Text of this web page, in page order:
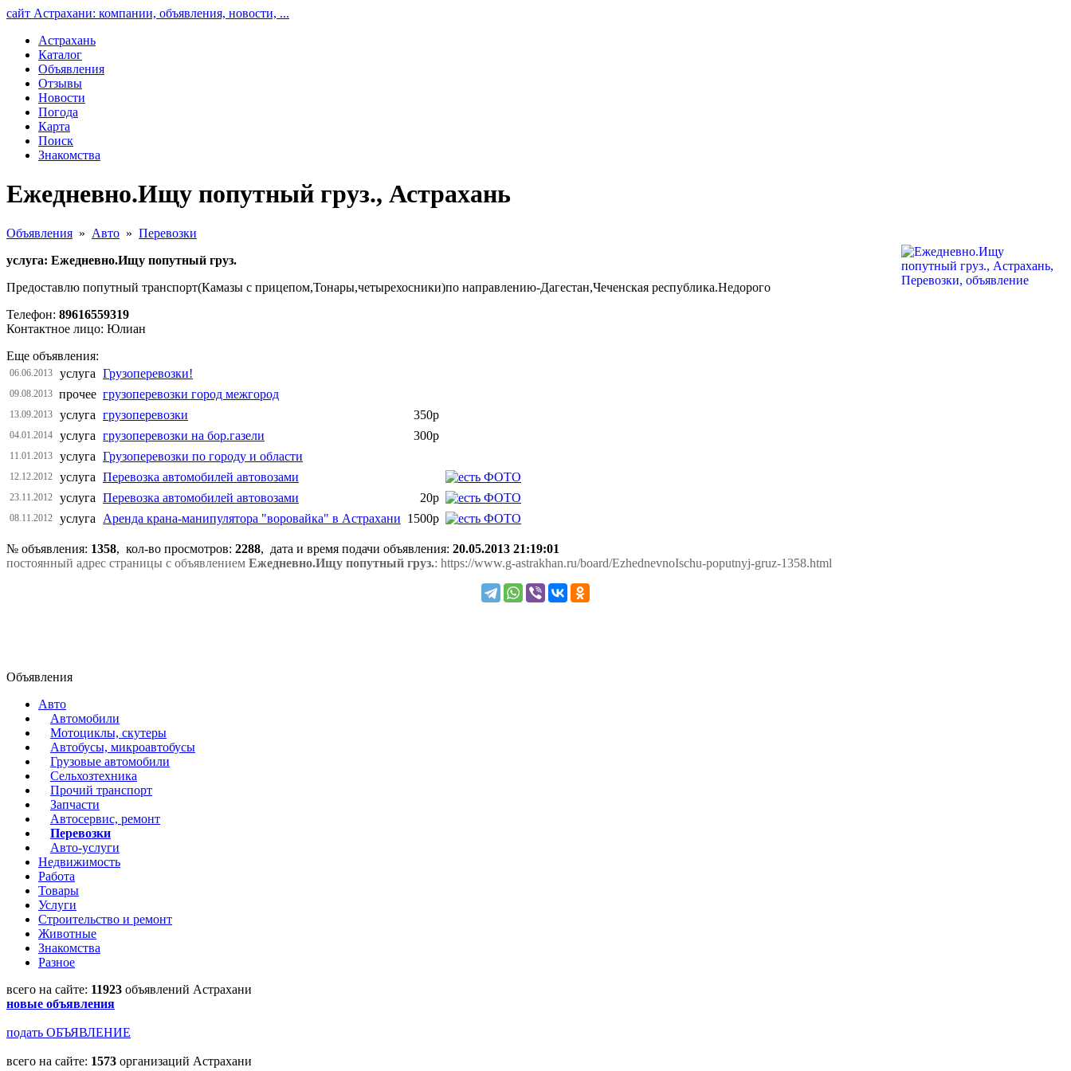
сайт Астрахани: компании, объявления, новости, ...
Астрахань
Каталог
Объявления
Отзывы
Новости
Погода
Карта
Поиск
Знакомства
Ежедневно.Ищу попутный груз., Астрахань
Объявления » Авто » Перевозки
услуга: Ежедневно.Ищу попутный груз.
Предоставлю попутный транспорт(Камазы с прицепом,Тонары,четырехосники)по направлению-Дагестан,Чеченская республика.Недорого
Телефон: 89616559319
Контактное лицо: Юлиан
Еще объявления:
06.06.2013 услуга Грузоперевозки!
09.08.2013 прочее грузоперевозки город межгород
13.09.2013 услуга грузоперевозки 350р
04.01.2014 услуга грузоперевозки на бор.газели 300р
11.01.2013 услуга Грузоперевозки по городу и области
12.12.2012 услуга Перевозка автомобилей автовозами
23.11.2012 услуга Перевозка автомобилей автовозами 20р
08.11.2012 услуга Аренда крана-манипулятора "воровайка" в Астрахани 1500р
№ объявления: 1358, кол-во просмотров: 2288, дата и время подачи объявления: 20.05.2013 21:19:01
постоянный адрес страницы с объявлением Ежедневно.Ищу попутный груз.: https://www.g-astrakhan.ru/board/EzhednevnoIschu-poputnyj-gruz-1358.html
Объявления
Авто
Автомобили
Мотоциклы, скутеры
Автобусы, микроавтобусы
Грузовые автомобили
Сельхозтехника
Прочий транспорт
Запчасти
Автосервис, ремонт
Перевозки
Авто-услуги
Недвижимость
Работа
Товары
Услуги
Строительство и ремонт
Животные
Знакомства
Разное
всего на сайте: 11923 объявлений Астрахани
новые объявления
подать ОБЪЯВЛЕНИЕ
всего на сайте: 1573 организаций Астрахани